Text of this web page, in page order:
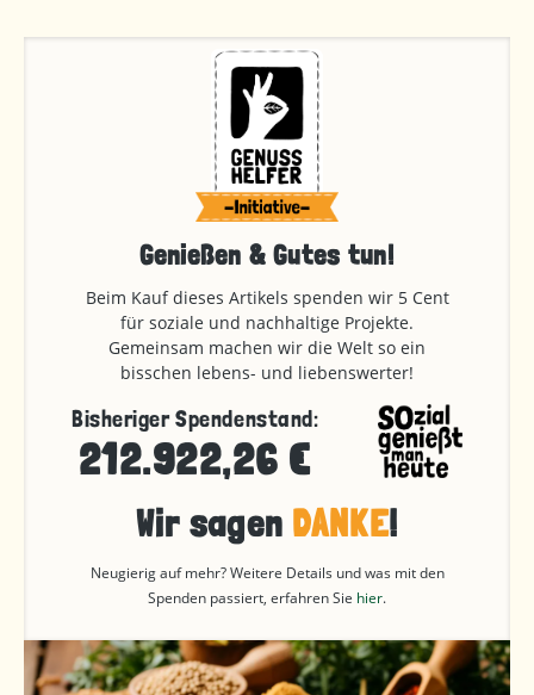
Genießen & Gutes tun!
Beim Kauf dieses Artikels spenden wir 5 Cent
für soziale und nachhaltige Projekte.
Gemeinsam machen wir die Welt so ein
bisschen lebens- und liebenswerter!
Bisheriger Spendenstand:
212.922,26 €
Wir sagen DANKE!
Neugierig auf mehr? Weitere Details und was mit den
Spenden passiert, erfahren Sie hier.